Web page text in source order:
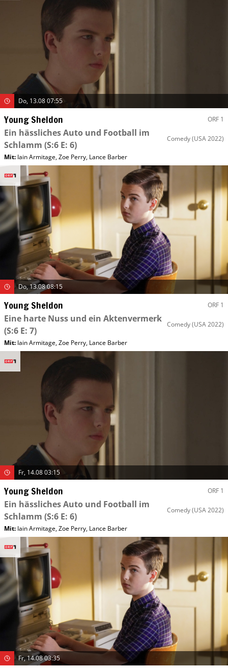
Do, 13.08 07:55
Young Sheldon ORF 1
Ein hässliches Auto und Football im
Schlamm (S:6 E: 6)
Comedy(USA 2022)
Mit: Iain Armitage,Zoe Perry, Lance Barber
Do, 13.08 08:15
Young Sheldon ORF 1
Eine harte Nuss und ein Aktenvermerk
(S:6 E: 7)
Comedy(USA 2022)
Mit: Iain Armitage,Zoe Perry, Lance Barber
Fr, 14.08 03:15
Young Sheldon ORF 1
Ein hässliches Auto und Football im
Schlamm (S:6 E: 6)
Comedy(USA 2022)
Mit: Iain Armitage,Zoe Perry, Lance Barber
Fr, 14.08 03:35